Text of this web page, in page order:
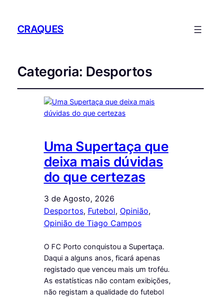
CRAQUES
Categoria: Desportos
Uma Supertaça que
deixa mais dúvidas
do que certezas
3 de Agosto, 2026
Desportos, Futebol, Opinião ,
Opinião de Tiago Campos
O FC Porto conquistou a Supertaça.
Daqui a alguns anos, ficará apenas
registado que venceu mais um troféu.
As estatísticas não contam exibições,
não registam a qualidade do futebol